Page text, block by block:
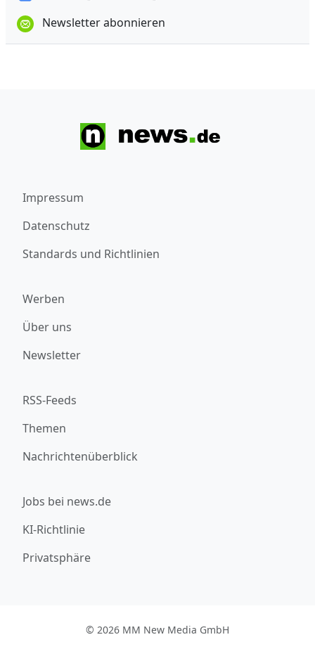
Newsletter abonnieren
Impressum
Datenschutz
Standards und Richtlinien
Werben
Über uns
Newsletter
RSS-Feeds
Themen
Nachrichtenüberblick
Jobs bei news.de
KI-Richtlinie
Privatsphäre
© 2026 MM New Media GmbH